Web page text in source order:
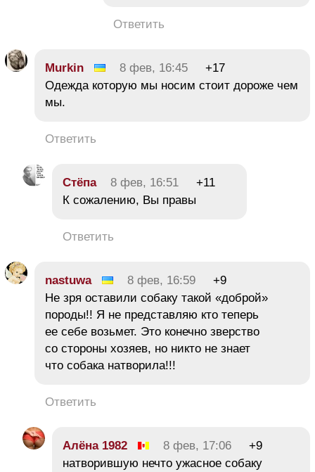
Ответить
Murkin 8 фев, 16:45
+17
Одежда которую мы носим стоит дороже чем
мы.
Ответить
Стёпа 8 фев, 16:51
+11
К сожалению, Вы правы
Ответить
nastuwa 8 фев, 16:59
+9
Не зря оставили собаку такой «доброй»
породы!! Я не представляю кто теперь
ее себе возьмет. Это конечно зверство
со стороны хозяев, но никто не знает
что собака натворила!!!
Ответить
Алёна 1982 8 фев, 17:06
+9
натворившую нечто ужасное собаку